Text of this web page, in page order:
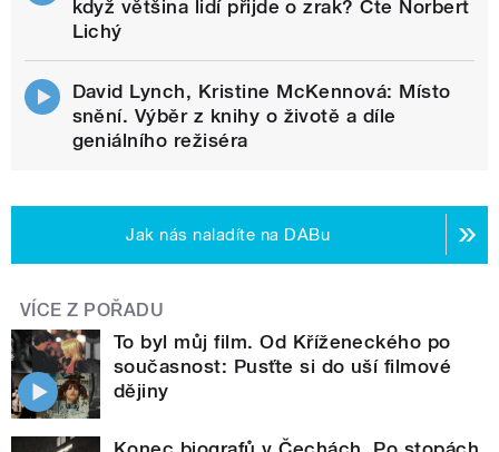
když většina lidí přijde o zrak? Čte Norbert
Lichý
David Lynch, Kristine McKennová: Místo
snění. Výběr z knihy o životě a díle
geniálního režiséra
Jak nás naladíte na DABu
VÍCE Z POŘADU
To byl můj film. Od Kříženeckého po
současnost: Pusťte si do uší filmové
dějiny